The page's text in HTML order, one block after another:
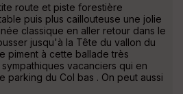
route et piste forestière
puis plus caillouteuse une jolie
classique en aller retour dans le
jusqu'à la Tête du vallon du
piment à cette ballade très
vacanciers qui en
parking du Col bas . On peut aussi